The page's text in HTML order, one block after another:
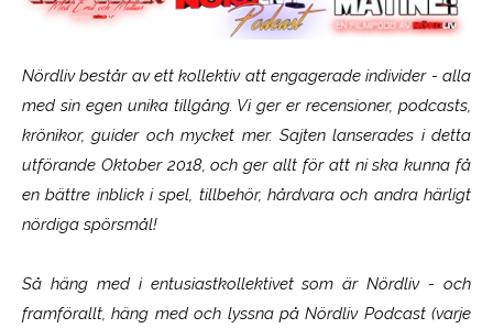
Nördliv består av ett kollektiv att engagerade individer - alla
med sin egen unika tillgång. Vi ger er recensioner, podcasts,
krönikor, guider och mycket mer. Sajten lanserades i detta
utförande Oktober 2018, och ger allt för att ni ska kunna få
en bättre inblick i spel, tillbehör, hårdvara och andra härligt
nördiga spörsmål!
Så häng med i entusiastkollektivet som ärNördliv- och
framförallt, häng med och lyssna på Nördliv Podcast (varje